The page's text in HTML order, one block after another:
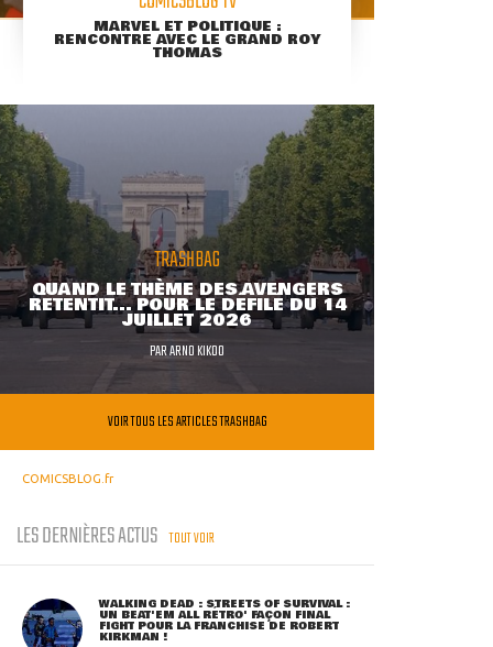
MARVEL ET POLITIQUE :
RENCONTRE AVEC LE GRAND ROY
THOMAS
TRASHBAG
QUAND LE THÈME DES AVENGERS
RETENTIT... POUR LE DÉFILÉ DU 14
JUILLET 2026
PARARNO KIKOO
VOIR TOUS LES ARTICLES TRASHBAG
COMICSBLOG.fr
LES DERNIÈRES ACTUS TOUT VOIR
WALKING DEAD : STREETS OF SURVIVAL :
UN BEAT'EM ALL RÉTRO' FAÇON FINAL
FIGHT POUR LA FRANCHISE DE ROBERT
KIRKMAN !